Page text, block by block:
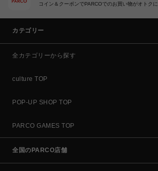
コイン＆クーポンでPARCOでのお買い物がオトクに
カテゴリー
全カテゴリーから探す
culture TOP
POP-UP SHOP TOP
PARCO GAMES TOP
全国のPARCO店舗